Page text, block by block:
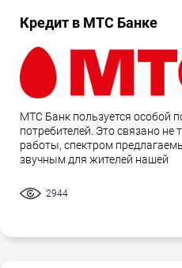
Кредит в МТС Банке
МТС Банк пользуется особой
потребителей. Это связано не
работы, спектром
звучным для жителей нашей
2944